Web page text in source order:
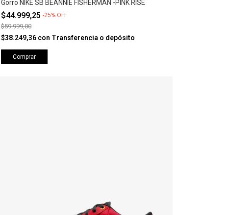
Gorro NIKE SB BEANNIE FISHERMAN -PINK RISE
$44.999,25 -25% OFF
$59.999,00
$38.249,36 con Transferencia o depósito
Comprar